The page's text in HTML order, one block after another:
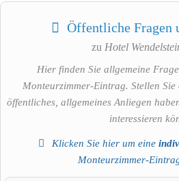
Öffentliche Fragen
zu Hotel
Hier finden Sie allgemeine
Monteurzimmer-Eintrag. Stellen Sie
öffentliches, allgemeines Anliegen
interessieren
Klicken Sie hier um eine
Monteurzimmer-